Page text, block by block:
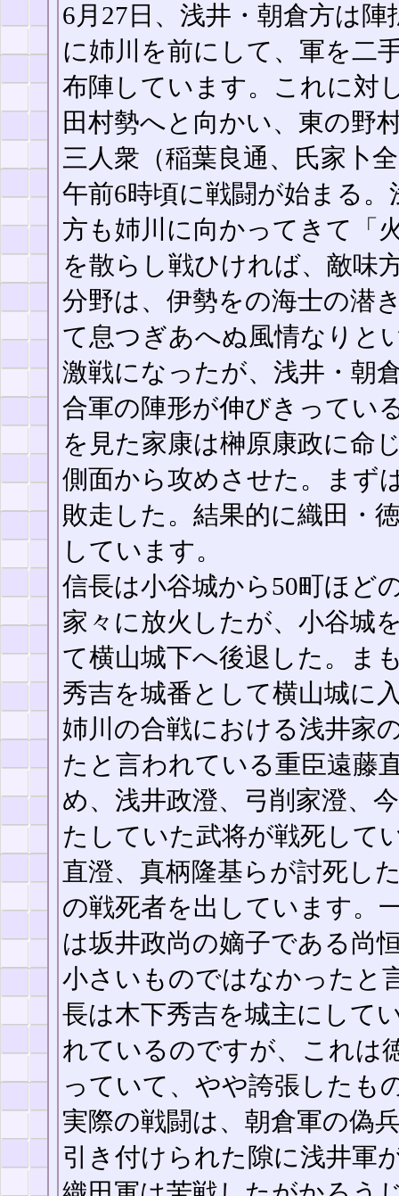
6月27日、浅井・朝倉方は
に姉川を前にして、軍を二
布陣しています。これに対
田村勢へと向かい、東の野
三人衆（稲葉良通、氏家卜
午前6時頃に戦闘が始まる。
方も姉川に向かってきて「
を散らし戦ひければ、敵味
分野は、伊勢をの海士の潜
て息つぎあへぬ風情なりと
激戦になったが、浅井・朝
合軍の陣形が伸びきってい
を見た家康は榊原康政に命
側面から攻めさせた。まず
敗走した。結果的に織田・
しています。
信長は小谷城から50町ほど
家々に放火したが、小谷城
て横山城下へ後退した。ま
秀吉を城番として横山城に
姉川の合戦における浅井家
たと言われている重臣遠藤
め、浅井政澄、弓削家澄、
たしていた武将が戦死して
直澄、真柄隆基らが討死し
の戦死者を出しています。
は坂井政尚の嫡子である尚
小さいものではなかったと
長は木下秀吉を城主にして
れているのですが、これは
っていて、やや誇張したも
実際の戦闘は、朝倉軍の偽
引き付けられた隙に浅井軍